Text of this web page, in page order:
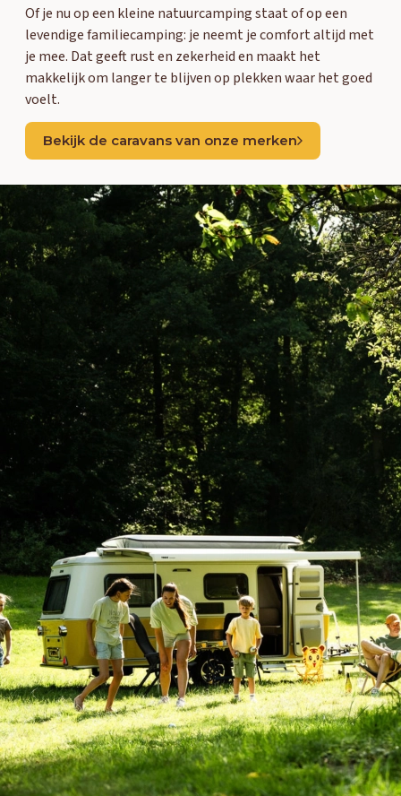
Of je nu op een kleine natuurcamping staat of op een
levendige familiecamping: je neemt je comfort altijd met
je mee. Dat geeft rust en zekerheid en maakt het
makkelijk om langer te blijven op plekken waar het goed
voelt.
Bekijk de caravans van onze merken